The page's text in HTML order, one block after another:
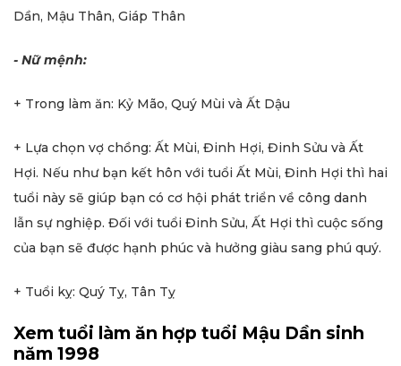
Dần, Mậu Thân, Giáp Thân
- Nữ mệnh:
+ Trong làm ăn: Kỷ Mão, Quý Mùi và Ất Dậu
+ Lựa chọn vợ chồng: Ất Mùi, Đinh Hợi, Đinh Sửu và Ất
Hợi. Nếu như bạn kết hôn với tuổi Ất Mùi, Đinh Hợi thì hai
tuổi này sẽ giúp bạn có cơ hội phát triển về công danh
lẫn sự nghiệp. Đối với tuổi Đinh Sửu, Ất Hợi thì cuộc sống
của bạn sẽ được hạnh phúc và hưởng giàu sang phú quý.
+ Tuổi kỵ: Quý Tỵ, Tân Tỵ
Xem tuổi làm ăn hợp tuổi Mậu Dần sinh
năm 1998